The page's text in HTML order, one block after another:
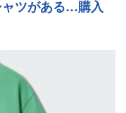
ツがある…購入